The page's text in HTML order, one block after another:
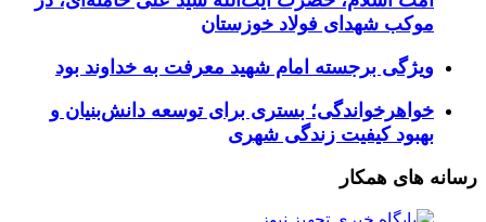
موکب شهدای فولاد خوزستان
ویژگی برجسته امام شهید معرفت به خداوند بود
خواهرخواندگی؛ بستری برای توسعه دانش‌بنیان و
بهبود کیفیت زندگی شهری
رسانه های همکار